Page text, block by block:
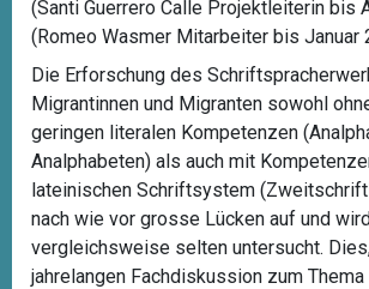
(Santi Guerrero Calle Projektleiterin bis
(Romeo Wasmer Mitarbeiter bis Januar
Die Erforschung des
Migrantinnen und Migranten sowohl
geringen literalen Kompetenzen
Analphabeten) als auch mit
lateinischen Schriftsystem
nach wie vor grosse Lücken auf und
vergleichsweise selten untersucht.
jahrelangen Fachdiskussion zum Thema